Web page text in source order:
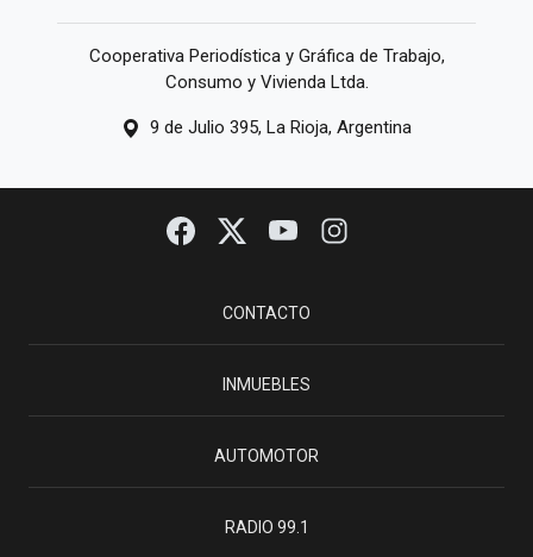
Cooperativa Periodística y Gráfica de Trabajo,
Consumo y Vivienda Ltda.
9 de Julio 395, La Rioja, Argentina
CONTACTO
INMUEBLES
AUTOMOTOR
RADIO 99.1